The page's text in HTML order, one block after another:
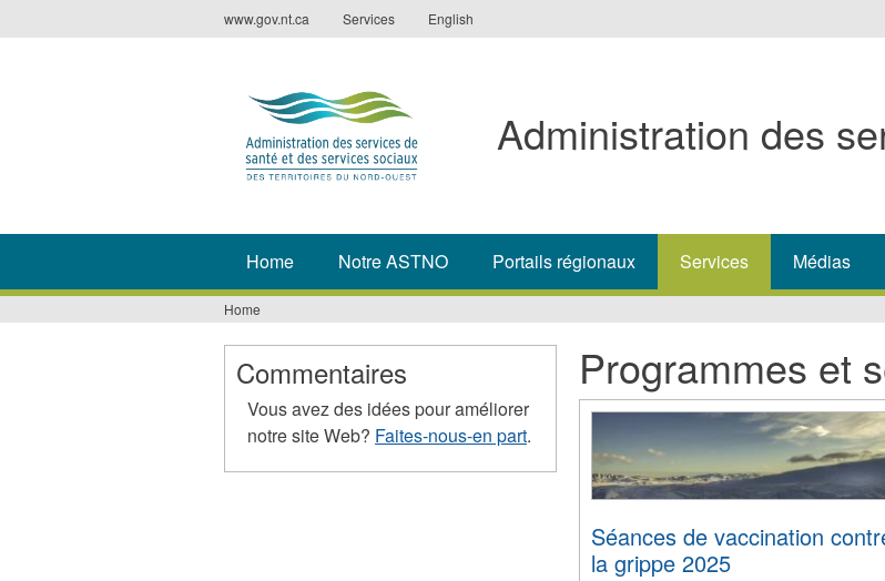
to
www.gov.nt.ca Services English
Administration des
Home Notre ASTNO Portails régionaux Services Médias
You
are
here
Home
Programmes et
Séances de vaccination
la grippe 2025
Commentaires
Vous avez des idées pour améliorer
notre site Web? Faites-nous-en part.